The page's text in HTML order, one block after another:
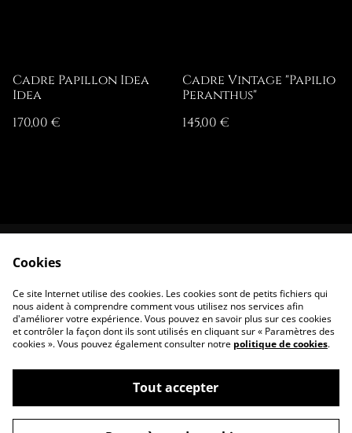
Cadre Papillon Idea
Idea
170,00 €
Cadre Vintage "Papilio
Peranthus"
145,00 €
Contactez-nous
confidentialité
cookies
©2026Assilem Curiosity
Cookies
Ce site Internet utilise des cookies. Les cookies sont de petits fichiers qui
nous aident à comprendre comment vous utilisez nos services afin
d'améliorer votre expérience. Vous pouvez en savoir plus sur ces cookies
et contrôler la façon dont ils sont utilisés en cliquant sur « Paramètres des
cookies ». Vous pouvez également consulter notre politique de cookies.
Tout accepter